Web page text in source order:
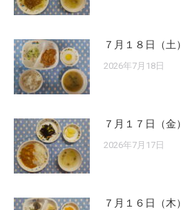
７月１８日（土）
2026年7月18日
７月１７日（金）
2026年7月17日
７月１６日（木）